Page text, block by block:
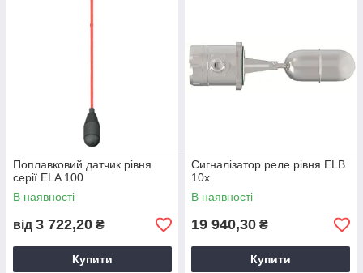
Поплавковий датчик рівня
серії ELA 100
В наявності
від 3 722,20 ₴
Купити
Сигналізатор реле рівня ELB
10x
В наявності
19 940,30 ₴
Купити